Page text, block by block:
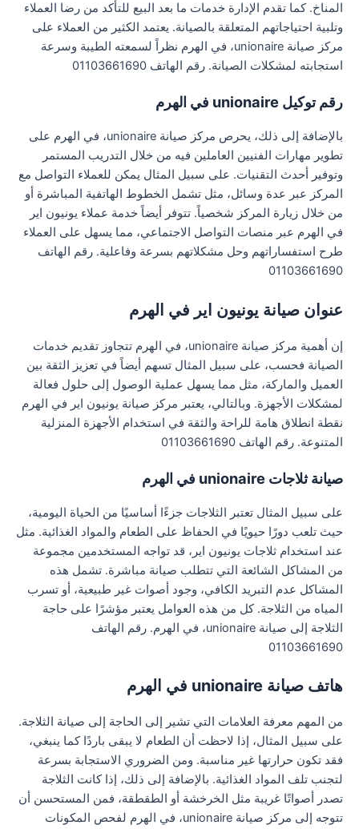
المناخ. كما تقدم الإدارة خدمات ما بعد البيع للتأكد من رضا العملاء
وتلبية احتياجاتهم المتعلقة بالصيانة. يعتمد الكثير من العملاء على
مركز صيانة unionaire، في الهرم نظراً لسمعته الطيبة وسرعة
استجابته لمشكلات الصيانة. رقم الهاتف 01103661690
رقم توكيل unionaire في الهرم
بالإضافة إلى ذلك، يحرص مركز صيانة unionaire، في الهرم على
تطوير مهارات الفنيين العاملين فيه من خلال التدريب المستمر
وتوفير أحدث التقنيات. على سبيل المثال يمكن للعملاء التواصل مع
المركز عبر عدة وسائل، مثل تشمل الخطوط الهاتفية المباشرة أو
من خلال زيارة المركز شخصياً. تتوفر أيضاً خدمة عملاء يونيون اير
في الهرم عبر منصات التواصل الاجتماعي، مما يسهل على العملاء
طرح استفساراتهم وحل مشكلاتهم بسرعة وفاعلية. رقم الهاتف
01103661690
عنوان صيانة يونيون اير في الهرم
إن أهمية مركز صيانة unionaire، في الهرم تتجاوز تقديم خدمات
الصيانة فحسب، على سبيل المثال تسهم أيضاً في تعزيز الثقة بين
العميل والماركة، مثل مما يسهل عملية الوصول إلى حلول فعالة
لمشكلات الأجهزة. وبالتالي، يعتبر مركز صيانة يونيون اير في الهرم
نقطة انطلاق هامة للراحة والثقة في استخدام الأجهزة المنزلية
المتنوعة. رقم الهاتف 01103661690
صيانة ثلاجات unionaire في الهرم
على سبيل المثال تعتبر الثلاجات جزءًا أساسيًا من الحياة اليومية،
حيث تلعب دورًا حيويًا في الحفاظ على الطعام والمواد الغذائية. مثل
عند استخدام ثلاجات يونيون اير، قد تواجه المستخدمين مجموعة
من المشاكل الشائعة التي تتطلب صيانة مباشرة. تشمل هذه
المشاكل عدم التبريد الكافي، وجود أصوات غير طبيعية، أو تسرب
المياه من الثلاجة. كل من هذه العوامل يعتبر مؤشرًا على حاجة
الثلاجة إلى صيانة unionaire، في الهرم. رقم الهاتف
01103661690
هاتف صيانة unionaire في الهرم
من المهم معرفة العلامات التي تشير إلى الحاجة إلى صيانة الثلاجة.
على سبيل المثال، إذا لاحظت أن الطعام لا يبقى باردًا كما ينبغي،
فقد تكون حرارتها غير مناسبة. ومن الضروري الاستجابة بسرعة
لتجنب تلف المواد الغذائية. بالإضافة إلى ذلك، إذا كانت الثلاجة
تصدر أصواتًا غريبة مثل الخرخشة أو الطقطقة، فمن المستحسن أن
تتوجه إلى مركز صيانة unionaire، في الهرم لفحص المكونات